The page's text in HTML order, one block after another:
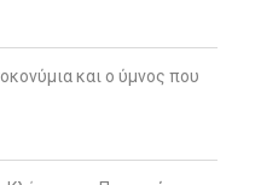
και ο ύμνος που